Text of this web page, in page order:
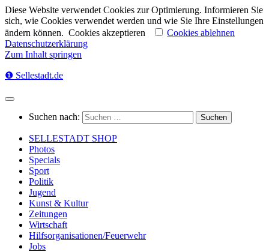
Diese Website verwendet Cookies zur Optimierung. Informieren Sie
sich, wie Cookies verwendet werden und wie Sie Ihre Einstellungen
ändern können. Cookies akzeptieren
Cookies ablehnen
Datenschutzerklärung
Zum Inhalt springen
❶ Sellestadt.de
Suchen nach:
SELLESTADT SHOP
Photos
Specials
Sport
Politik
Jugend
Kunst & Kultur
Zeitungen
Wirtschaft
Hilfsorganisationen/Feuerwehr
Jobs